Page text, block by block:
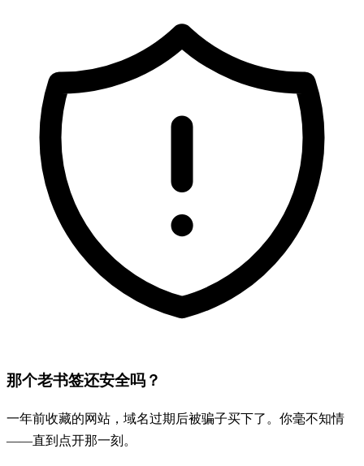
那个老书签还安全吗？
一年前收藏的网站，域名过期后被骗子买下了。你毫不知情
——直到点开那一刻。